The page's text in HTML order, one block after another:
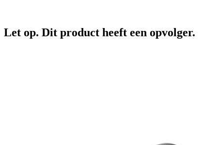
Let op. Dit product heeft een opvolger.